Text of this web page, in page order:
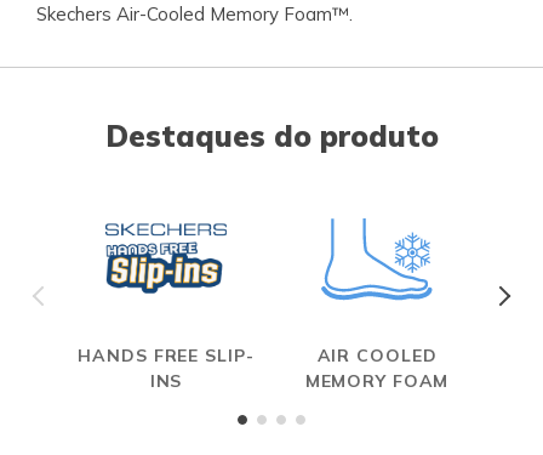
Skechers Air-Cooled Memory Foam™.
Destaques do produto
HANDS FREE SLIP-
INS
AIR COOLED
MEMORY FOAM